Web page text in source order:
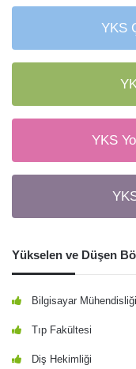
YKS
YKS
Yükselen ve Düşen
Bilgisayar Mühendisliği
Tıp Fakültesi
Diş Hekimliği